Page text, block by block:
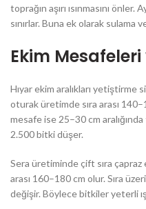
toprağın aşırı ısınmasını
sınırlar. Buna ek olarak sulama
Ekim Mesafeleri
Hıyar ekim aralıkları yetiştirme
oturak üretimde sıra arası
mesafe ise 25–30 cm
2.500 bitki düşer.
Sera üretiminde çift sıra
arası 160–180 cm olur. Sıra
değişir. Böylece bitkiler yeterli